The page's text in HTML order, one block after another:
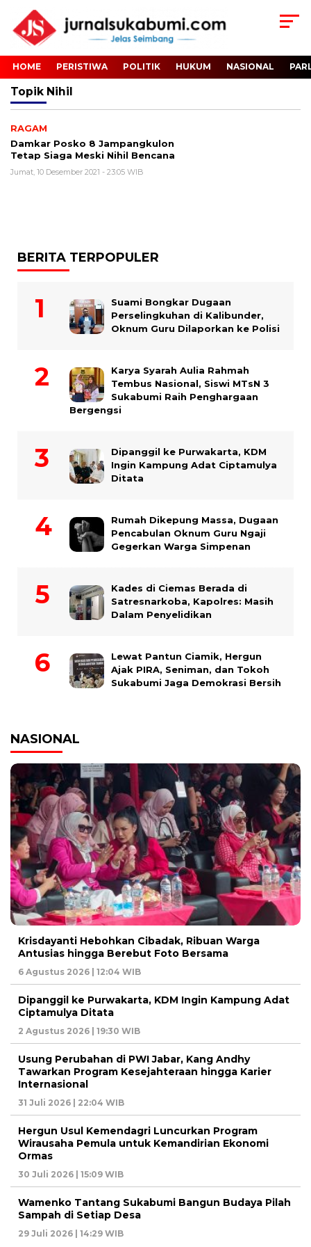
HOME PERISTIWA POLITIK HUKUM NASIONAL
Topik Nihil
RAGAM
Damkar Posko 8 Jampangkulon
Tetap Siaga Meski Nihil Bencana
Jumat, 10 Desember 2021 - 23:05 WIB
BERITA TERPOPULER
Suami Bongkar Dugaan
Perselingkuhan di Kalibunder,
Oknum Guru Dilaporkan ke Polisi
Karya Syarah Aulia Rahmah
Tembus Nasional, Siswi MTsN 3
Sukabumi Raih Penghargaan
Bergengsi
Dipanggil ke Purwakarta, KDM
Ingin Kampung Adat Ciptamulya
Ditata
Rumah Dikepung Massa, Dugaan
Pencabulan Oknum Guru Ngaji
Gegerkan Warga Simpenan
Kades di Ciemas Berada di
Satresnarkoba, Kapolres: Masih
Dalam Penyelidikan
Lewat Pantun Ciamik, Hergun
Ajak PIRA, Seniman, dan Tokoh
Sukabumi Jaga Demokrasi Bersih
NASIONAL
Krisdayanti Hebohkan Cibadak, Ribuan Warga
Antusias hingga Berebut Foto Bersama
6 Agustus 2026 | 12:04 WIB
Dipanggil ke Purwakarta, KDM Ingin Kampung Adat
Ciptamulya Ditata
2 Agustus 2026 | 19:30 WIB
Usung Perubahan di PWI Jabar, Kang Andhy
Tawarkan Program Kesejahteraan hingga Karier
Internasional
31 Juli 2026 | 22:04 WIB
Hergun Usul Kemendagri Luncurkan Program
Wirausaha Pemula untuk Kemandirian Ekonomi
Ormas
30 Juli 2026 | 15:09 WIB
Wamenko Tantang Sukabumi Bangun Budaya Pilah
Sampah di Setiap Desa
29 Juli 2026 | 14:29 WIB